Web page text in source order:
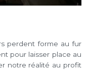
perdent forme au fur
pour laisser place au
notre réalité au profit